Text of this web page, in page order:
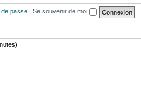
de passe Se souvenir de moi